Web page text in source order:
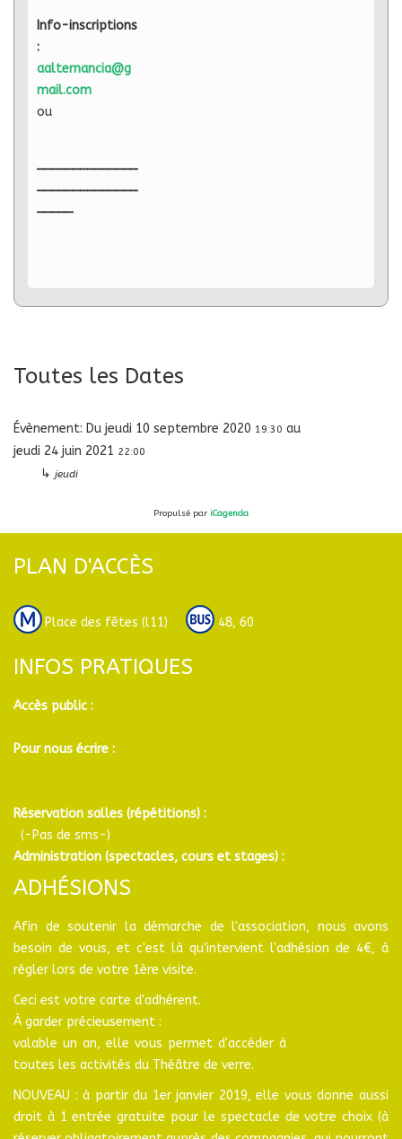
Info-inscriptions
:
aalternancia@g
mail.com
ou
Toutes les Dates
Évènement: Du jeudi 10 septembre 2020 19:30 au
jeudi 24 juin 2021 22:00
↳ jeudi
Propulsé par iCagenda
PLAN D'ACCÈS
Place des fêtes (l11) 48, 60
INFOS PRATIQUES
Accès public :
Pour nous écrire :
Réservation salles (répétitions) :
(-Pas de sms-)
Administration (spectacles, cours et stages) :
ADHÉSIONS
Afin de soutenir la démarche de l'association, nous avons
besoin de vous, et c'est là qu'intervient l'adhésion de 4€, à
régler lors de votre 1ère visite.
Ceci est votre carte d'adhérent.
À garder précieusement :
valable un an, elle vous permet d'accéder à
toutes les activités du Théâtre de verre.
NOUVEAU : à partir du 1er janvier 2019, elle vous donne aussi
droit à 1 entrée gratuite pour le spectacle de votre choix (à